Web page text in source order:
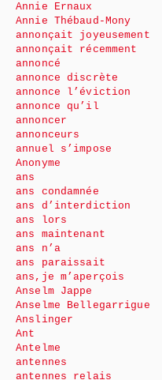
Annie Ernaux
Annie Thébaud-Mony
annonçait joyeusement
annonçait récemment
annoncé
annonce discrète
annonce l’éviction
annonce qu’il
annoncer
annonceurs
annuel s’impose
Anonyme
ans
ans condamnée
ans d’interdiction
ans lors
ans maintenant
ans n’a
ans paraissait
ans,je m’aperçois
Anselm Jappe
Anselme Bellegarrigue
Anslinger
Ant
Antelme
antennes
antennes relais